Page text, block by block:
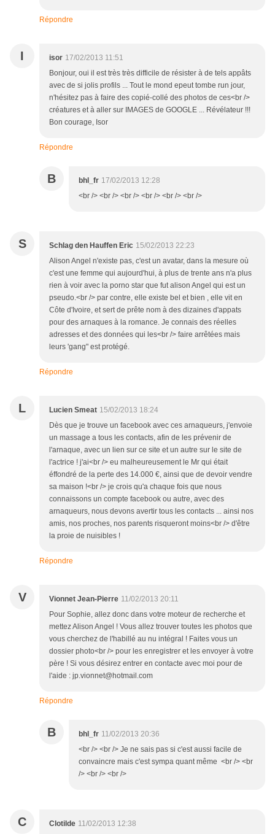
Répondre
I isor 17/02/2013 11:51
Bonjour, oui il est très très difficile de résister à de tels appâts
avec de si jolis profils ... Tout le mond epeut tombe run jour,
n'hésitez pas à faire des copié-collé des photos de ces<br />
créatures et à aller sur IMAGES de GOOGLE ... Révélateur !!!
Bon courage, Isor
Répondre
B bhl_fr 17/02/2013 12:28
<br /> <br /> <br /> <br /> <br /> <br />
S Schlag den Hauffen Eric 15/02/2013 22:23
Alison Angel n'existe pas, c'est un avatar, dans la mesure où
c'est une femme qui aujourd'hui, à plus de trente ans n'a plus
rien à voir avec la porno star que fut alison Angel qui est un
pseudo.<br /> par contre, elle existe bel et bien , elle vit en
Côte d'Ivoire, et sert de prête nom à des dizaines d'appats
pour des arnaques à la romance. Je connais des réelles
adresses et des données qui les<br /> faire arrêtées mais
leurs 'gang" est protégé.
Répondre
L Lucien Smeat 15/02/2013 18:24
Dès que je trouve un facebook avec ces arnaqueurs, j'envoie
un massage a tous les contacts, afin de les prévenir de
l'arnaque, avec un lien sur ce site et un autre sur le site de
l'actrice ! j'ai<br /> eu malheureusement le Mr qui était
éffondré de la perte des 14.000 €, ainsi que de devoir vendre
sa maison !<br /> je crois qu'a chaque fois que nous
connaissons un compte facebook ou autre, avec des
arnaqueurs, nous devons avertir tous les contacts ... ainsi nos
amis, nos proches, nos parents risqueront moins<br /> d'être
la proie de nuisibles !
Répondre
V Vionnet Jean-Pierre 11/02/2013 20:11
Pour Sophie, allez donc dans votre moteur de recherche et
mettez Alison Angel ! Vous allez trouver toutes les photos que
vous cherchez de l'habillé au nu intégral ! Faites vous un
dossier photo<br /> pour les enregistrer et les envoyer à votre
père ! Si vous désirez entrer en contacte avec moi pour de
l'aide : jp.vionnet@hotmail.com
Répondre
B bhl_fr 11/02/2013 20:36
<br /> <br /> Je ne sais pas si c'est aussi facile de
convaincre mais c'est sympa quant même <br /> <br
/> <br /> <br />
C Clotilde 11/02/2013 12:38